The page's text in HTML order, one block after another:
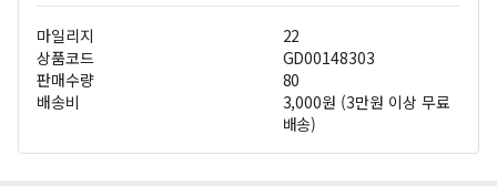
마일리지
22
상품코드
GD00148303
판매수량
80
배송비
3,000원 (3만원 이상 무료
배송)